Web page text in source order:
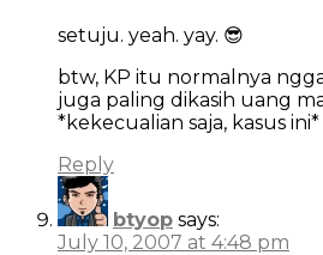
setuju. yeah. yay. 😎
btw, KP itu normalnya
juga paling dikasih uang
*kekecualian saja, kasus ini*
Reply
btyop says:
July 10, 2007 at 4:48 pm